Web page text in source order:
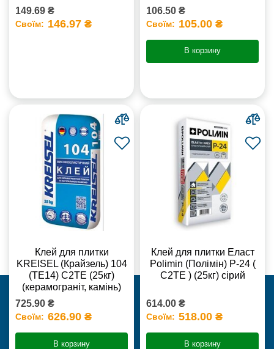
149.69 ₴
Своїм: 146.97 ₴
106.50 ₴
Своїм: 105.00 ₴
В корзину
Клей для плитки
KREISEL (Крайзель) 104
(ТЕ14) С2TE (25кг)
(керамограніт, камінь)
725.90 ₴
Своїм: 626.90 ₴
В корзину
Клей для плитки Еласт
Polimin (Полімін) Р-24 (
С2ТЕ ) (25кг) сірий
614.00 ₴
Своїм: 518.00 ₴
В корзину